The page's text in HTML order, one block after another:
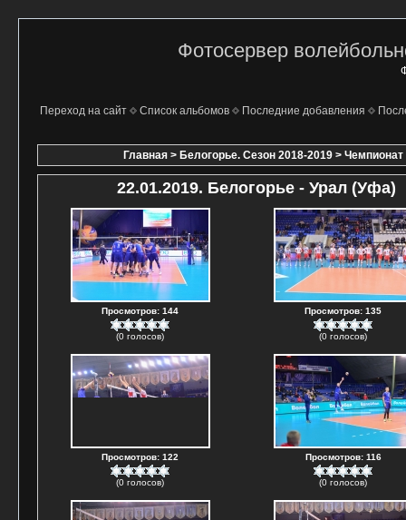
Фотосервер
Переход на сайт Список альбомов Последние добавления
Главная > Белогорье. Сезон 2018-2019 > Чемпионат
22.01.2019. Белогорье - Урал (Уфа)
Просмотров: 144
(0 голосов)
Просмотров: 135
(0 голосов)
Просмотров: 122
(0 голосов)
Просмотров: 116
(0 голосов)